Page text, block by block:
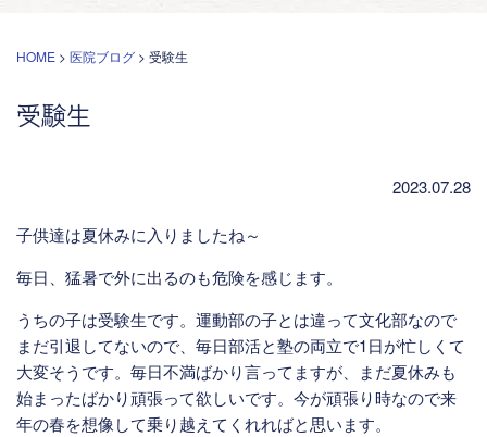
HOME > 医院ブログ > 受験生
受験生
2023.07.28
子供達は夏休みに入りましたね～
毎日、猛暑で外に出るのも危険を感じます。
うちの子は受験生です。運動部の子とは違って文化部なので
まだ引退してないので、毎日部活と塾の両立で1日が忙しくて
大変そうです。毎日不満ばかり言ってますが、まだ夏休みも
始まったばかり頑張って欲しいです。今が頑張り時なので来
年の春を想像して乗り越えてくれればと思います。